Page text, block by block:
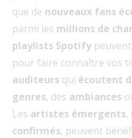
que de nouveaux fans
parmi les millions de
playlists Spotify
pour faire connaître vos
auditeurs qui écoutent
genres, des ambiances
Les artistes émergents,
confirmés, peuvent